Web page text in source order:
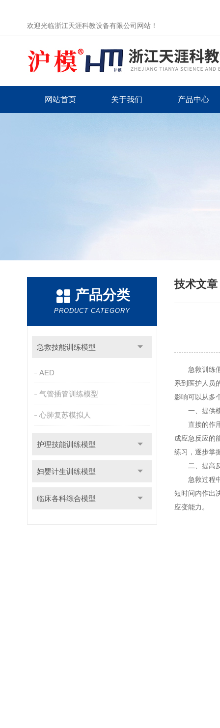
欢迎光临浙江天涯科教设备有限公司网站！
网站首页 关于我们 产品中心
产品分类
PRODUCT CATEGORY
急救技能训练模型
AED
气管插管训练模型
心肺复苏模拟人
护理技能训练模型
妇婴计生训练模型
临床各科综合模型
技术文章
急救训练假
系到医护人员
影响可以从多
一、提供模
直接的作用
成应急反应的
练习，逐步掌
二、提高反
急救过程中
短时间内作出
应变能力。